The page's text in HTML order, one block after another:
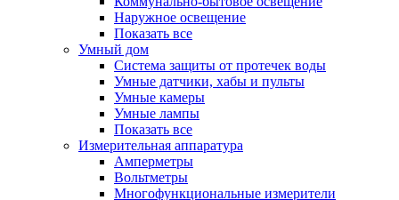
Наружное освещение
Показать все
Умный дом
Система защиты от протечек воды
Умные датчики, хабы и пульты
Умные камеры
Умные лампы
Показать все
Измерительная аппаратура
Амперметры
Вольтметры
Многофункциональные измерители